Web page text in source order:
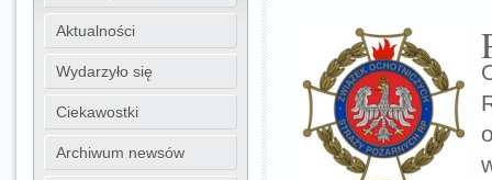
Aktualności
Wydarzyło się
Ciekawostki
Archiwum newsów